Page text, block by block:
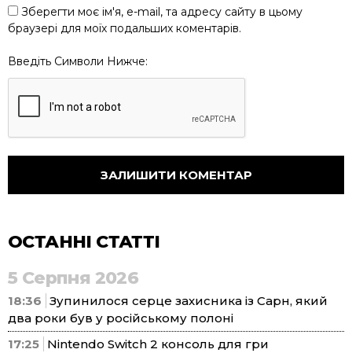
Зберегти моє ім'я, e-mail, та адресу сайту в цьому
браузері для моїх подальших коментарів.
Введіть Символи Нижче:
ОСТАННІ СТАТТІ
5 Серпня 2026
18:36 Зупинилося серце захисника із Сарн, який
два роки був у російському полоні
17:25 Nintendo Switch 2 консоль для гри